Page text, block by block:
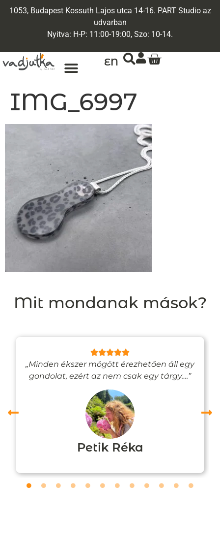
1053, Budapest Kossuth Lajos utca 14-16. PART Studio az
udvarban
Nyitva: H-P: 11:00-19:00, Szo: 10-14.
EN
IMG_6997
Mit mondanak mások?
„Minden ékszer mögött érezhetően áll egy
gondolat, ezért az nem csak egy tárgy….”
Petik Réka